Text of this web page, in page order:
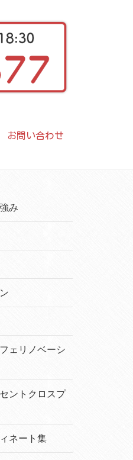
お問い合わせ
み
ェリノベーシ
ントクロスプ
ネート集